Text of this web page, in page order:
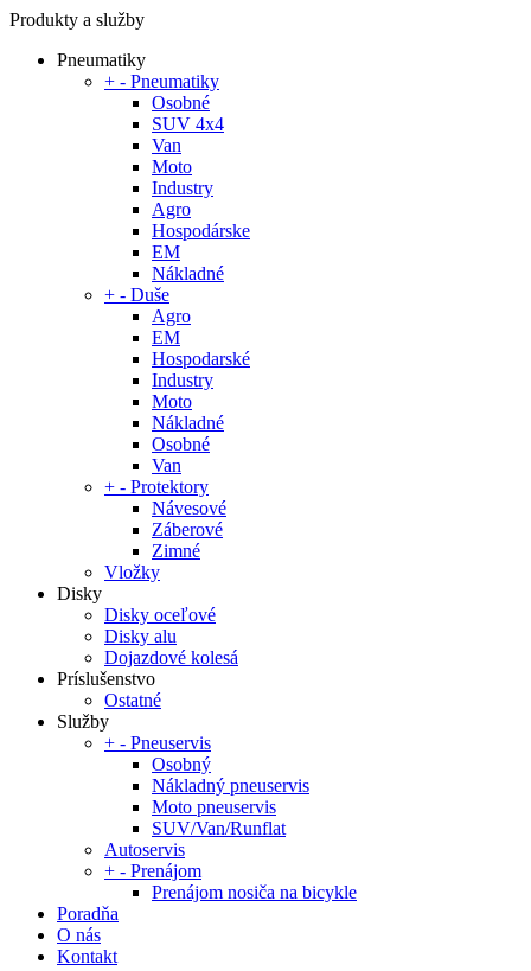
Produkty a služby
Pneumatiky
+ - Pneumatiky
Osobné
SUV 4x4
Van
Moto
Industry
Agro
Hospodárske
EM
Nákladné
+ - Duše
Agro
EM
Hospodarské
Industry
Moto
Nákladné
Osobné
Van
+ - Protektory
Návesové
Záberové
Zimné
Vložky
Disky
Disky oceľové
Disky alu
Dojazdové kolesá
Príslušenstvo
Ostatné
Služby
+ - Pneuservis
Osobný
Nákladný pneuservis
Moto pneuservis
SUV/Van/Runflat
Autoservis
+ - Prenájom
Prenájom nosiča na bicykle
Poradňa
O nás
Kontakt